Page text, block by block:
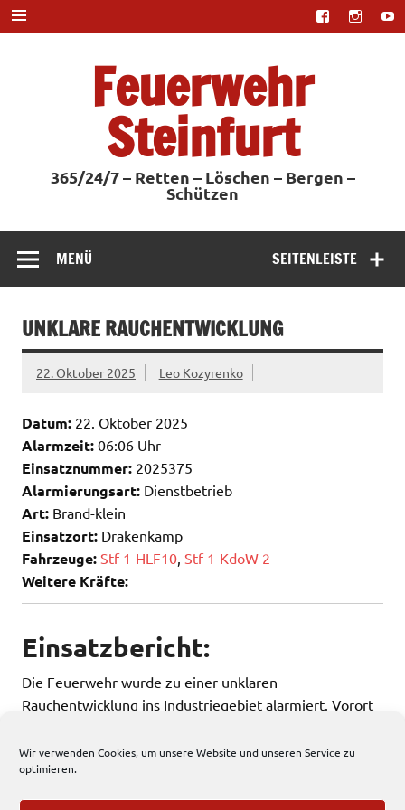
Wir verwenden Cookies, um unsere Website und unseren Service zu
optimieren.
Zum
Inhalt
springen
Feuerwehr
Steinfurt
365/24/7 – Retten – Löschen – Bergen –
Schützen
SEITENLEISTE
MENÜ
UNKLARE RAUCHENTWICKLUNG
22. Oktober 2025 Leo Kozyrenko
Datum: 22. Oktober 2025
Alarmzeit: 06:06 Uhr
Einsatznummer: 2025375
Alarmierungsart: Dienstbetrieb
Art: Brand-klein
Einsatzort: Drakenkamp
Fahrzeuge: Stf-1-HLF10 Stf-1-KdoW 2
Weitere Kräfte:
Einsatzbericht:
Die Feuerwehr wurde zu einer unklaren
Rauchentwicklung ins Industriegebiet alarmiert. Vorort
182 total views